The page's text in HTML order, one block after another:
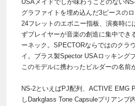
USAメイドでしか味わうことのない
グラファイトを埋め込んだ3ピースの
24フレットのエボニー指板、演奏時に
ずプレイヤーが音楽の創造に集中でき
ーネック。SPECTORならではのクラ
イ。ブラス製Spector USAロッキング
このモデルに携わったビルダーの名前
NS-2といえばPJ配列、ACTIVE EMG
しDarkglass Tone Capsuleプリアンプ